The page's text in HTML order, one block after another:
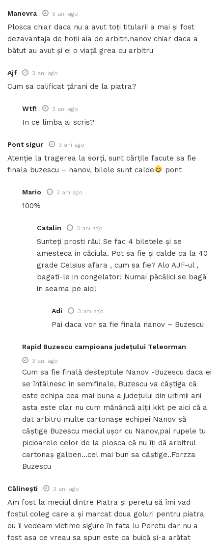
Manevra 3 ani ago
Plosca chiar daca nu a avut toți titularii a mai și fost
dezavantaja de hoții aia de arbitri,nanov chiar daca a
bătut au avut și ei o viață grea cu arbitru
Ajf 3 ani ago
Cum sa calificat țărani de la piatra?
Wtf! 3 ani ago
In ce limba ai scris?
Pont sigur 3 ani ago
Atenție la tragerea la sorți, sunt cărțile facute sa fie
finala buzescu – nanov, bilele sunt calde
pont
Mario 3 ani ago
100%
Catalin 3 ani ago
Sunteți prosti rău! Se fac 4 biletele și se
amesteca in căciula. Pot sa fie și calde ca la 40
grade Celsius afara , cum sa fie? Alo AJF-ul ,
bagati-le in congelator! Numai păcălici se bagă
in seama pe aici!
Adi 3 ani ago
Pai daca vor sa fie finala nanov – Buzescu
Rapid Buzescu campioana județului Teleorman
3 ani ago
Cum sa fie finală desteptule Nanov -Buzescu daca ei
se întâlnesc în semifinale, Buzescu va câștiga că
este echipa cea mai buna a județului din ultimii ani
asta este clar nu cum mănâncă alții kkt pe aici că a
dat arbitru multe cartonașe echipei Nanov să
câștige Buzescu meciul ușor cu Nanov,pai rupele tu
picioarele celor de la plosca că nu îți dă arbitrul
cartonaș galben…cel mai bun sa câștige..Forzza
Buzescu
Călinești 3 ani ago
Am fost la meciul dintre Piatra și peretu să îmi vad
fostul coleg care a și marcat doua goluri pentru piatra
eu îi vedeam victime sigure în fata lu Peretu dar nu a
fost asa ce vreau sa spun este ca buică și-a arătat